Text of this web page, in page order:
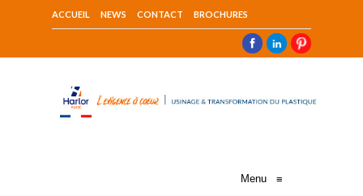
ACCUEIL NEWS CONTACT BROCHURES
Menu ≡